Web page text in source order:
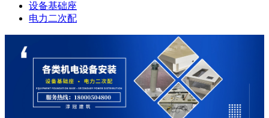
设备基础座
电力二次配